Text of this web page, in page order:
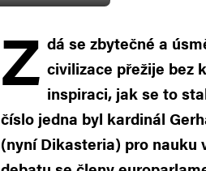
Z dá se zbytečné a
civilizace přežije bez
inspiraci, jak se to
číslo jedna byl kardinál
(nyní Dikasteria) pro nauku